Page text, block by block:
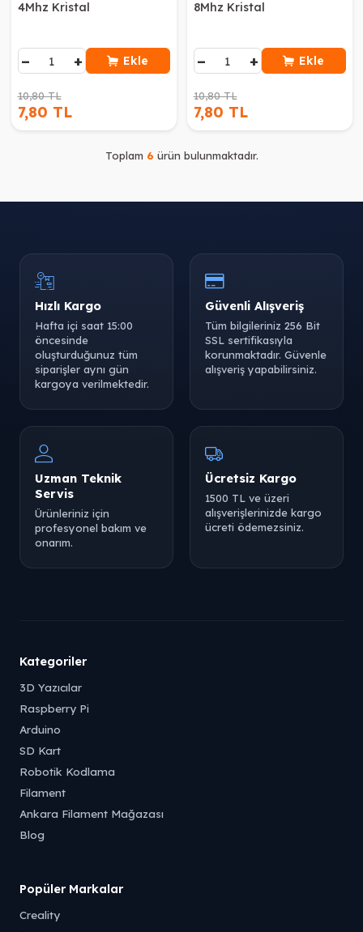
4Mhz Kristal
− + Ekle
10,80 TL
7,80 TL
8Mhz Kristal
− + Ekle
10,80 TL
7,80 TL
Toplam 6 ürün bulunmaktadır.
Hızlı Kargo
Hafta içi saat 15:00
öncesinde
oluşturduğunuz tüm
siparişler aynı gün
kargoya verilmektedir.
Güvenli Alışveriş
Tüm bilgileriniz 256 Bit
SSL sertifikasıyla
korunmaktadır. Güvenle
alışveriş yapabilirsiniz.
Uzman Teknik
Servis
Ürünleriniz için
profesyonel bakım ve
onarım.
Ücretsiz Kargo
1500 TL ve üzeri
alışverişlerinizde kargo
ücreti ödemezsiniz.
Kategoriler
3D Yazıcılar
Raspberry Pi
Arduino
SD Kart
Robotik Kodlama
Filament
Ankara Filament Mağazası
Blog
Popüler Markalar
Creality